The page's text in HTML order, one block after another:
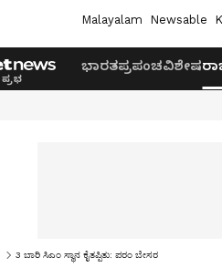
Malayalam Newsable
ಭಾರತಪ್ರಪಂಚವಿಶೇಷ
3 ಬಾರಿ ಸಿಎಂ ಸ್ಥಾನ ಕೈತಪ್ಪಿತು: ಪರಂ ಬೇಸರ